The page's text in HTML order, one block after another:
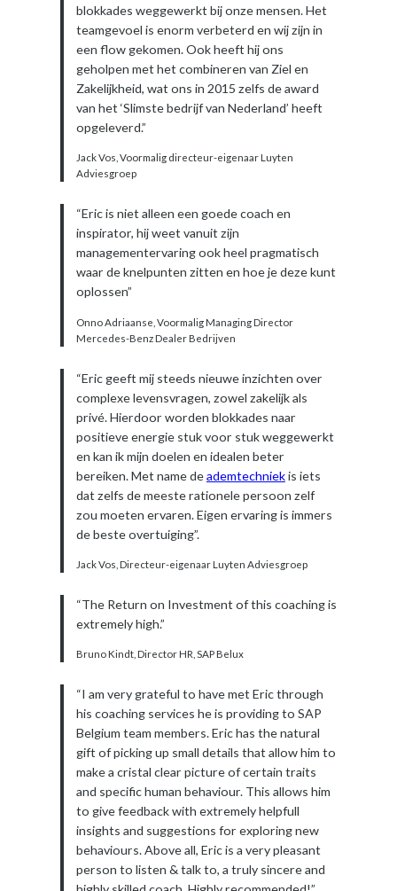
blokkades weggewerkt bij onze mensen. Het
teamgevoel is enorm verbeterd en wij zijn in
een flow gekomen. Ook heeft hij ons
geholpen met het combineren van Ziel en
Zakelijkheid, wat ons in 2015 zelfs de award
van het ‘Slimste bedrijf van Nederland’ heeft
opgeleverd.”
Jack Vos, Voormalig directeur-eigenaar Luyten
Adviesgroep
“Eric is niet alleen een goede coach en
inspirator, hij weet vanuit zijn
managementervaring ook heel pragmatisch
waar de knelpunten zitten en hoe je deze kunt
oplossen”
Onno Adriaanse, Voormalig Managing Director
Mercedes-Benz Dealer Bedrijven
“Eric geeft mij steeds nieuwe inzichten over
complexe levensvragen, zowel zakelijk als
privé. Hierdoor worden blokkades naar
positieve energie stuk voor stuk weggewerkt
en kan ik mijn doelen en idealen beter
bereiken. Met name deademtechniekis iets
dat zelfs de meeste rationele persoon zelf
zou moeten ervaren. Eigen ervaring is immers
de beste overtuiging”.
Jack Vos, Directeur-eigenaar Luyten Adviesgroep
“The Return on Investment of this coaching is
extremely high.”
Bruno Kindt, Director HR, SAP Belux
“I am very grateful to have met Eric through
his coaching services he is providing to SAP
Belgium team members. Eric has the natural
gift of picking up small details that allow him to
make a cristal clear picture of certain traits
and specific human behaviour. This allows him
to give feedback with extremely helpfull
insights and suggestions for exploring new
behaviours. Above all, Eric is a very pleasant
person to listen & talk to, a truly sincere and